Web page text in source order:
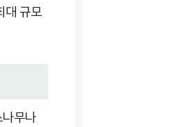
대 규모
무나